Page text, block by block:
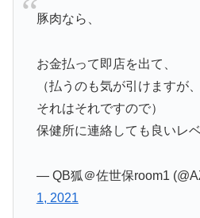
豚肉なら、
お金払って即店を出て、
（払うのも気が引けますが、
それはそれですので）
保健所に連絡しても良いレ
— QB狐＠佐世保room1
1, 2021